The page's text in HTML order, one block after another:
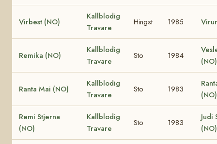
Virbest (NO)
Kallblodig
Travare
Hingst 1985
Remika (NO)
Kallblodig
Travare
Sto 1984
(NO)
Ranta Mai (NO)
Kallblodig
Travare
Sto 1983
(NO)
Remi Stjerna
(NO)
Kallblodig
Travare
Sto 1983
Judi
(NO)